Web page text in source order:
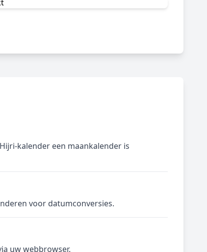
kalender een maankalender is
voor datumconversies.
uw webbrowser.